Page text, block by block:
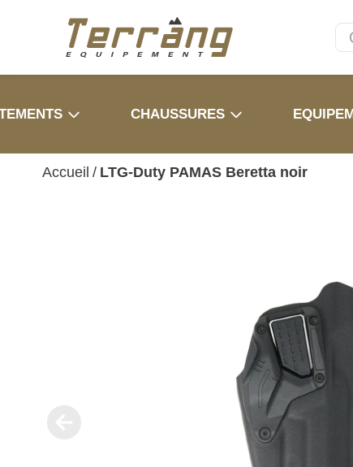
CHAUSSURES
Accueil / LTG-Duty PAMAS Beretta noir